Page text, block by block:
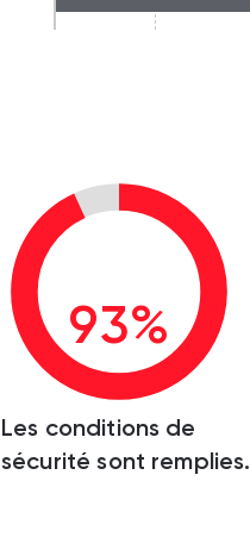
93%
Les conditions de
sécurité sont remplies.